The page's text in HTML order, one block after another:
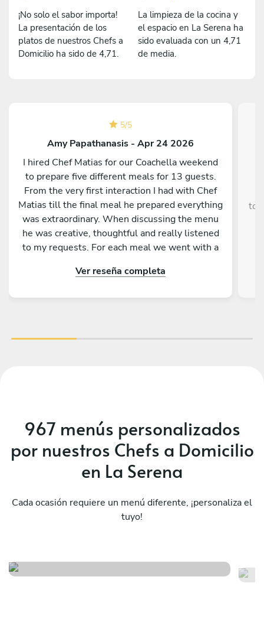
¡No solo el sabor importa!
La presentación de los
platos de nuestros Chefs a
Domicilio ha sido de 4,71.
La limpieza de la cocina y
el espacio en La Serena ha
sido evaluada con un 4,71
de media.
5/5
Amy Papathanasis - Apr 24 2026
I hired Chef Matias for our Coachella weekend
to prepare five different meals for 13 guests.
From the very first interaction I had with Chef
Matias till the final meal he prepared everything
was extraordinary. When discussing the menu
he was creative, thoughtful and really listened
to my requests. For each meal we went with a
Mexican.. Every meal was beautifully presented
weekend flowed beautifully. If you’re
considering a private chef experience and want
something that feels special, elevated, and
genuinely unforgettable, this is it. I would
absolutely book Chef Matias without hesitation.
Ver reseña completa
967 menús personalizados
por nuestros Chefs a Domicilio
en La Serena
Cada ocasión requiere un menú diferente, ¡personaliza el
tuyo!